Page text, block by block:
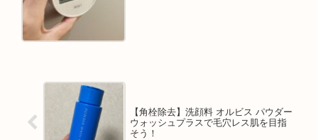
【角栓除去】洗顔料 オルビス パウダー
ウォッシュプラスで毛穴レス肌を目指
そう！